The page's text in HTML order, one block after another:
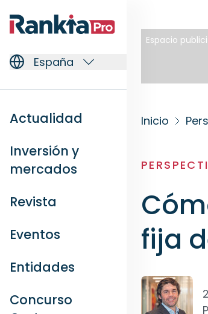
España
Actualidad
Inversión y
mercados
Revista
Eventos
Entidades
Concurso
Espacio
Inicio
fija